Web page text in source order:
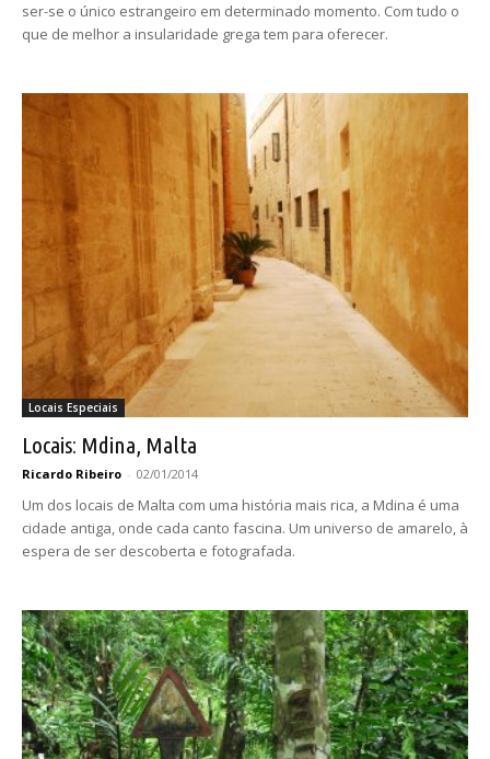
ser-se o único estrangeiro em determinado momento. Com tudo o
que de melhor a insularidade grega tem para oferecer.
Locais Especiais
Locais: Mdina, Malta
Ricardo Ribeiro - 02/01/2014
Um dos locais de Malta com uma história mais rica, a Mdina é uma
cidade antiga, onde cada canto fascina. Um universo de amarelo, à
espera de ser descoberta e fotografada.